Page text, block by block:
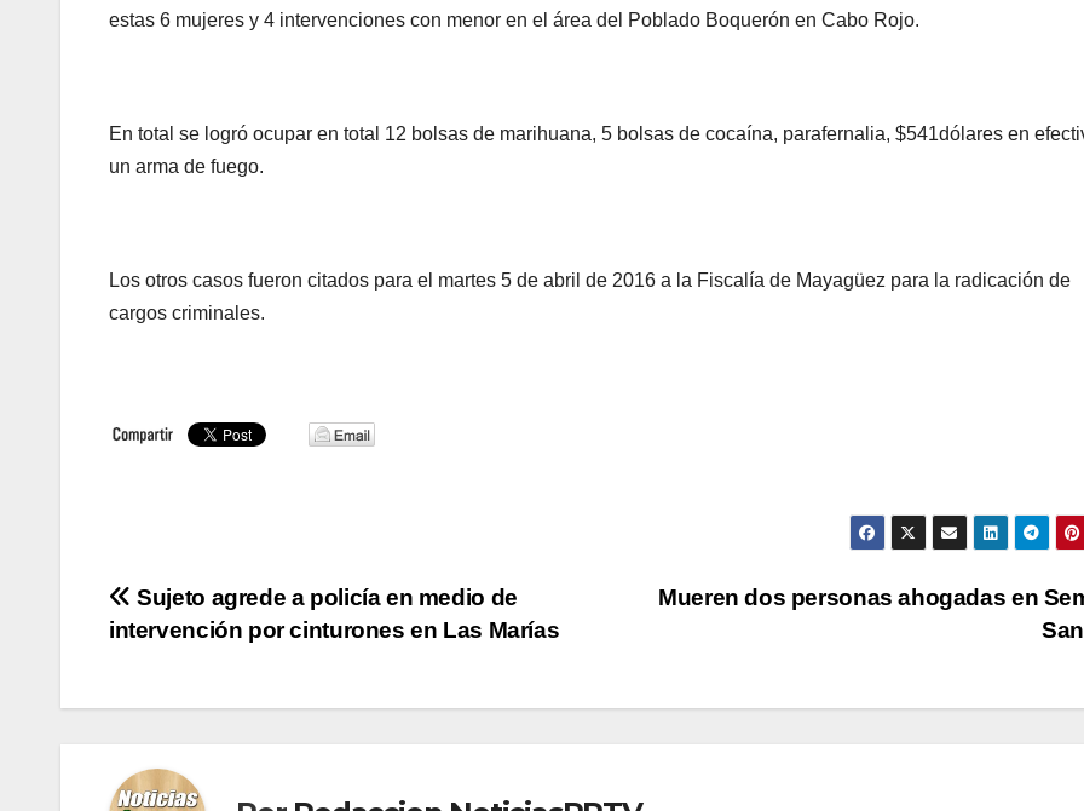
estas 6 mujeres y 4 intervenciones con menor en el área del Poblado Boquerón en Cabo Rojo.
En total se logró ocupar en total 12 bolsas de marihuana, 5 bolsas de cocaína, parafernalia, $541dólares en
un arma de fuego.
Los otros casos fueron citados para el martes 5 de abril de 2016 a la Fiscalía de Mayagüez para la radicación de
cargos criminales.
Navegación
entradas
Mueren dos personas ahogadas en
Sujeto agrede a policía en medio de
intervención por cinturones en Las Marías